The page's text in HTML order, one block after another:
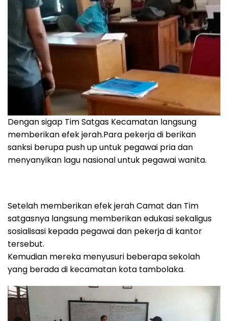
Dengan sigap Tim Satgas Kecamatan langsung
memberikan efek jerah.Para pekerja di berikan
sanksi berupa push up untuk pegawai pria dan
menyanyikan lagu nasional untuk pegawai wanita.
Setelah memberikan efek jerah Camat dan Tim
satgasnya langsung memberikan edukasi sekaligus
sosialisasi kepada pegawai dan pekerja di kantor
tersebut.
Kemudian mereka menyusuri beberapa sekolah
yang berada di kecamatan kota tambolaka.